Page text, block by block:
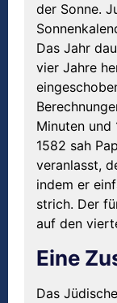
der Sonne.
Das Jahr
vier Jahre
Minuten und
1582 sah
veranlasst,
indem er
strich. Der
auf den
Eine
Das